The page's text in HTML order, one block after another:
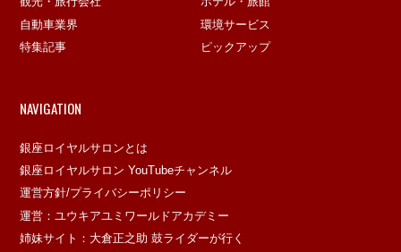
自動車業界
環境サービス
特集記事
ピックアップ
NAVIGATION
銀座ロイヤルサロンとは
銀座ロイヤルサロン YouTubeチャンネル
運営方針/プライバシーポリシー
運営：ユウキアユミワールドアカデミー
姉妹サイト：大倉正之助 鼓ライダーが行く